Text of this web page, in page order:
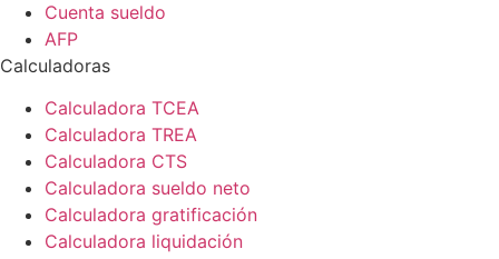
Cuenta sueldo
AFP
Calculadoras
Calculadora TCEA
Calculadora TREA
Calculadora CTS
Calculadora sueldo neto
Calculadora gratificación
Calculadora liquidación